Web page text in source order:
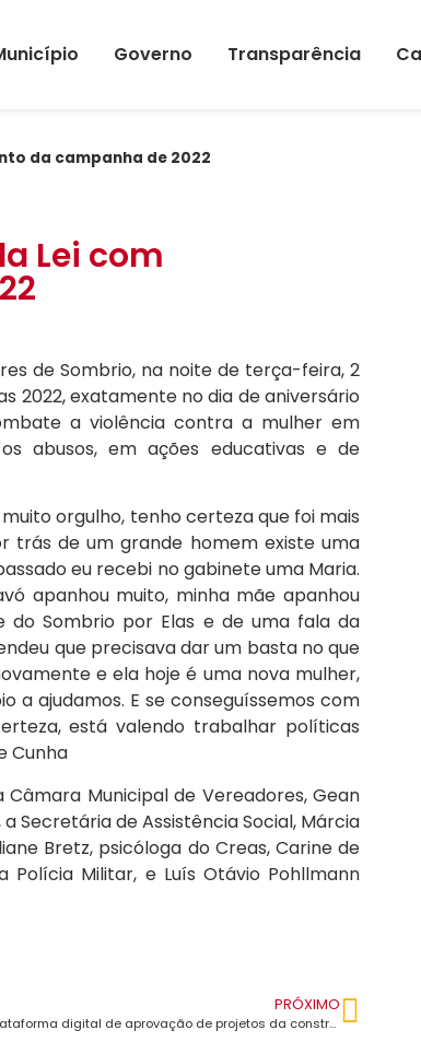
Governo Transparência
da campanha de 2022
Lei com
de Sombrio, na noite de terça-feira, 2
2022, exatamente no dia de aniversário
a violência contra a mulher em
abusos, em ações educativas e de
orgulho, tenho certeza que foi mais
trás de um grande homem existe uma
eu recebi no gabinete uma Maria.
apanhou muito, minha mãe apanhou
do Sombrio por Elas e de uma fala da
que precisava dar um basta no que
e ela hoje é uma nova mulher,
a ajudamos. E se conseguíssemos com
está valendo trabalhar políticas
Cunha
Municipal de Vereadores, Gean
Secretária de Assistência Social, Márcia
Bretz, psicóloga do Creas, Carine de
Polícia Militar, e Luís Otávio Pohllmann
PRÓXIMO
Sombrio tem plataforma digital de aprovação de projetos da construção civil